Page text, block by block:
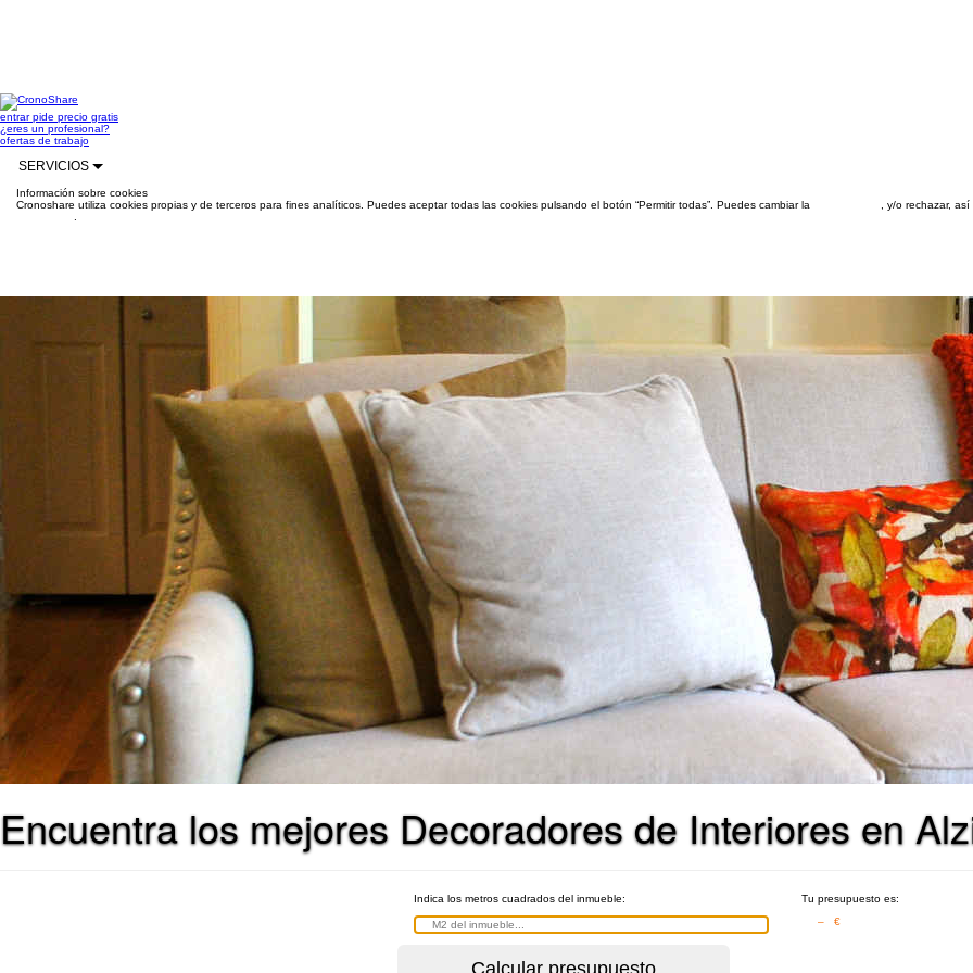
entrarpide precio gratis
¿eres un profesional?
ofertas de trabajo
SERVICIOS
Información sobre cookies
Cronoshare utiliza cookies propias y de terceros para fines analíticos. Puedes aceptar todas las cookies pulsando el botón “Permitir todas”. Puedes cambiar la
, y/o rechazar,
Encuentra los mejores Decoradores de Interiores en
Indica los metros cuadrados del inmueble:
Tu presupuesto es:
– €